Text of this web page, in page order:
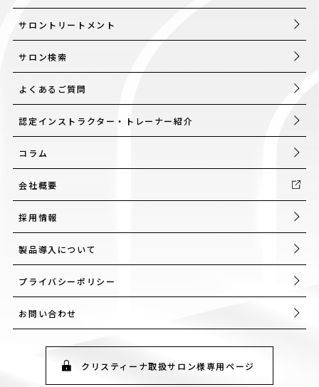
サロントリートメント
サロン検索
よくあるご質問
認定インストラクター・トレーナー紹介
コラム
会社概要
採用情報
製品導入について
プライバシーポリシー
お問い合わせ
クリスティーナ取扱サロン様専用ページ